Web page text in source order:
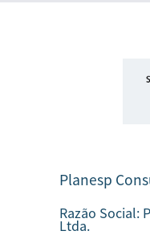
Planesp
Razão Social:
Ltda.